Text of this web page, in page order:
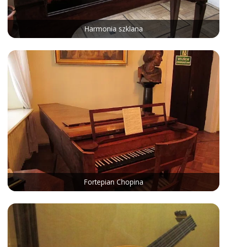
Harmonia szklana
Fortepian Chopina